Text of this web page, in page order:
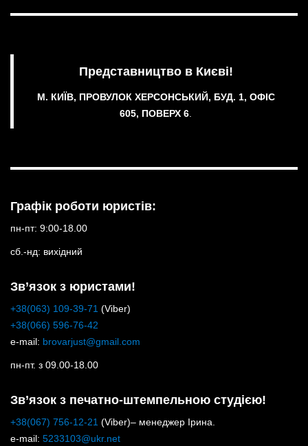
Представництво в Києві!
М. КИЇВ, ПРОВУЛОК ХЕРСОНСЬКИЙ, БУД. 1, ОФІС
605, ПОВЕРХ 6
Графік роботи юристів:
пн-пт: 9:00-18.00
сб.-нд: вихідний
Зв’язок з юристами!
+38(063) 109-39-71 (Viber)
+38(066) 596-76-42
e-mail: brovarjust@gmail.com
пн-пт. з 09.00-18.00
Зв’язок з печатно-штемпельною студією!
+38(067) 756-12-21 (Viber)– менеджер Ірина.
e-mail: 5233103@ukr.net